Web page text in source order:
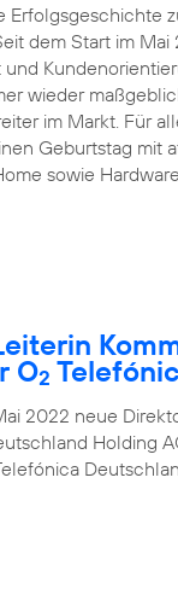
Erfolgsgeschichte
dem Start im
wieder
im Markt. Für
Geburtstag mit
sowie Hardware.
O2
2022 neue
Holding